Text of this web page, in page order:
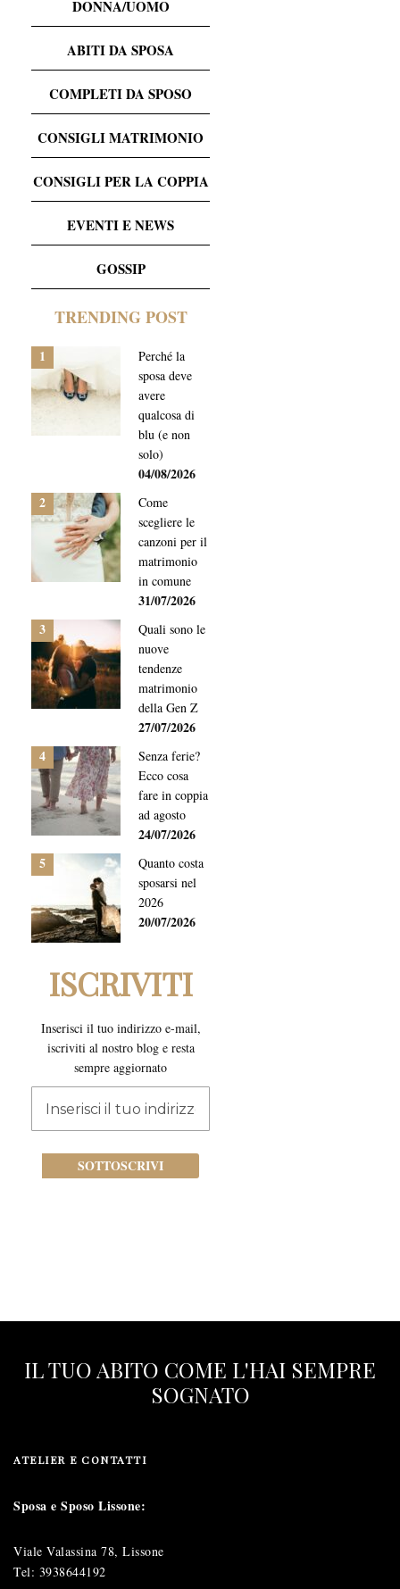
DONNA/UOMO
ABITI DA SPOSA
COMPLETI DA SPOSO
CONSIGLI MATRIMONIO
CONSIGLI PER LA COPPIA
EVENTI E NEWS
GOSSIP
TRENDING POST
Perché la
sposa deve
avere
qualcosa di
blu (e non
solo)
04/08/2026
1
Come
scegliere le
canzoni per il
matrimonio
in comune
31/07/2026
2
Quali sono le
nuove
tendenze
matrimonio
della Gen Z
27/07/2026
3
Senza ferie?
Ecco cosa
fare in coppia
ad agosto
24/07/2026
4
Quanto costa
sposarsi nel
2026
20/07/2026
5
ISCRIVITI
Inserisci il tuo indirizzo e-mail,
iscriviti al nostro blog e resta
sempre aggiornato
alla
nostra
newsletter:
SOTTOSCRIVI
IL TUO ABITO COME L'HAI SEMPRE
SOGNATO
ATELIER E CONTATTI
Sposa e Sposo Lissone:
Viale Valassina 78, Lissone
Tel: 3938644192